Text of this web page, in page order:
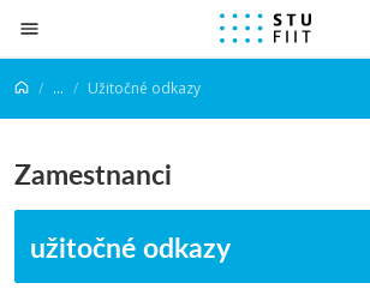
Prejsť na obsah
... Užitočné odkazy
Zamestnanci
užitočné odkazy